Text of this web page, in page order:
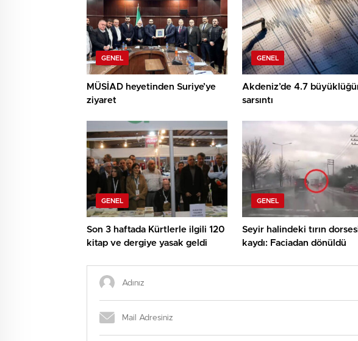
GENEL
MÜSİAD heyetinden Suriye’ye
ziyaret
GENEL
Akdeniz’de 4.7
sarsıntı
GENEL
Son 3 haftada Kürtlerle ilgili 120
kitap ve dergiye yasak geldi
GENEL
Seyir halindeki tırın
kaydı: Faciadan dönüldü